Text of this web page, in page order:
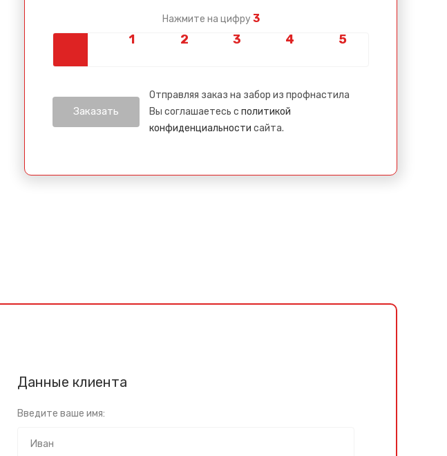
Нажмите на цифру 3
Отправляя заказ на забор из профнастила
Вы соглашаетесь с политикой
конфиденциальности сайта.
Данные клиента
Введите ваше имя:
отправлено
свяжется с Вами.